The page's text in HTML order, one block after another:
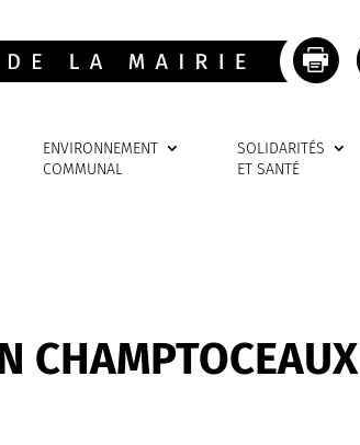
ENVIRONNEMENT
COMMUNAL
SOLIDARITÉS
ET SANTÉ
CHAMPTOCEAUX